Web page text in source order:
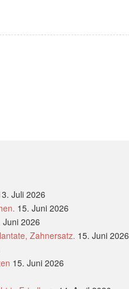
Juli 2026
15. Juni 2026
Juni 2026
Zahnersatz. 15. Juni 2026
15. Juni 2026